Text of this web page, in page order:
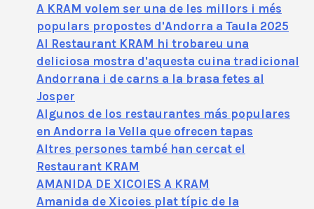
A KRAM volem ser una de les millors i més
populars propostes d'Andorra a Taula 2025
Al Restaurant KRAM hi trobareu una
deliciosa mostra d'aquesta cuina tradicional
Andorrana i de carns a la brasa fetes al
Josper
Algunos de los restaurantes más populares
en Andorra la Vella que ofrecen tapas
Altres persones també han cercat el
Restaurant KRAM
AMANIDA DE XICOIES A KRAM
Amanida de Xicoies plat típic de la